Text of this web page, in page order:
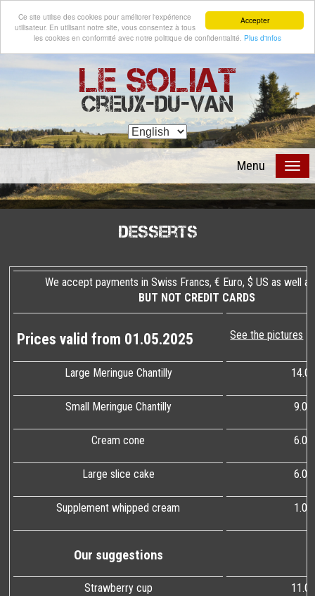
Accepter
Ce site utilise des cookies pour améliorer l'expérience
utilisateur. En utilisant notre site, vous consentez à tous
les cookies en conformité avec notre politique de confidentialité. Plus d'infos
Le Soliat
Creux-du-Van
Menu
Desserts
We accept payments in Swiss Francs, € Euro, $ US as well
BUT NOT CREDIT CARDS
Prices valid from 01.05.2025 See the pictures
Large Meringue Chantilly 14.00
Small Meringue Chantilly 9.00
Cream cone 6.00
Large slice cake 6.00
Supplement whipped cream 1.00
Our suggestions
Strawberry cup
11.00